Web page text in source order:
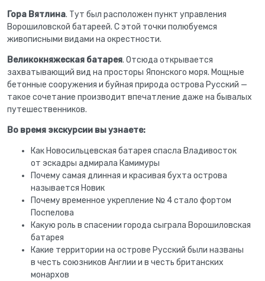
Гора Вятлина. Тут был расположен пункт управления
Ворошиловской батареей. С этой точки полюбуемся
живописными видами на окрестности.
Великокняжеская батарея. Отсюда открывается
захватывающий вид на просторы Японского моря. Мощные
бетонные сооружения и буйная природа острова Русский —
такое сочетание производит впечатление даже на бывалых
путешественников.
Во время экскурсии вы узнаете:
Как Новосильцевская батарея спасла Владивосток
от эскадры адмирала Камимуры
Почему самая длинная и красивая бухта острова
называется Новик
Почему временное укрепление № 4 стало фортом
Поспелова
Какую роль в спасении города сыграла Ворошиловская
батарея
Какие территории на острове Русский были названы
в честь союзников Англии и в честь британских
монархов